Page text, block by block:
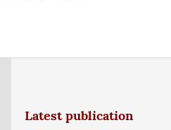
Latest publication